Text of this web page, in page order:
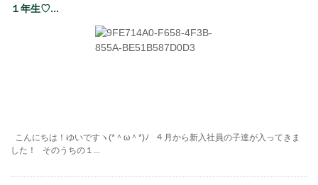
１年生♡...
こんにちは！ゆいですヽ(*＾ω＾*)ﾉ ４月から新入社員の子達が入ってきま
した！ そのうちの１...